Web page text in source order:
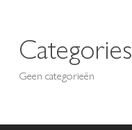
Categories
Geen categorieën